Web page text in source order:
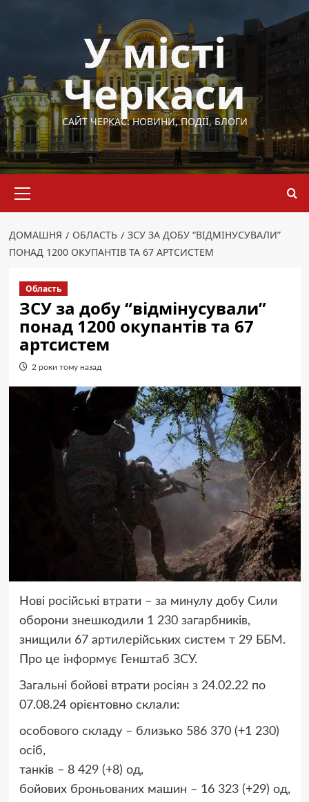
У місті
Черкаси
САЙТ ЧЕРКАС: НОВИНИ, ПОДІЇ, БЛОГИ
меню
ДОМАШНЯ ОБЛАСТЬ
ЗСУ ЗА ДОБУ “ВІДМІНУСУВАЛИ”
ПОНАД 1200 ОКУПАНТІВ ТА 67 АРТСИСТЕМ
Область
ЗСУ за добу “відмінусували”
понад 1200 окупантів та 67
артсистем
2 роки тому назад
Нові російські втрати – за минулу добу Сили
оборони знешкодили 1 230 загарбників,
знищили 67 артилерійських систем т 29 ББМ.
Про це інформує Генштаб ЗСУ.
Загальні бойові втрати росіян з 24.02.22 по
07.08.24 орієнтовно склали:
особового складу – близько 586 370 (+1 230)
осіб,
танків – 8 429 (+8) од,
бойових броньованих машин – 16 323 (+29) од,